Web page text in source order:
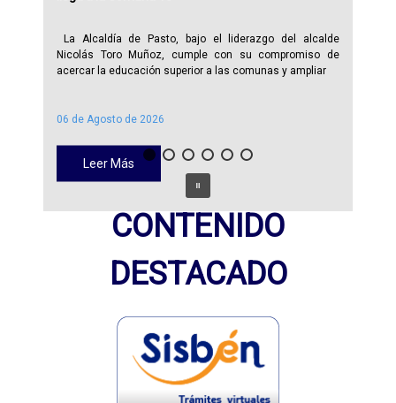
06 de Agosto de 2026
Leer Más
La Alcaldía de Pasto, bajo el liderazgo del alcalde
Nicolás Toro Muñoz, cumple con su compromiso de
acercar la educación superior a las comunas y ampliar
CONTENIDO
DESTACADO